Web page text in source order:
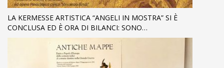
LA KERMESSE ARTISTICA “ANGELI IN MOSTRA” SI È
CONCLUSA ED È ORA DI BILANCI: SONO…